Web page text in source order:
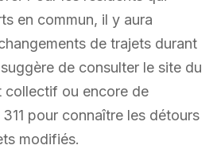
en commun, il y aura
de trajets durant
de consulter le site du
collectif ou encore de
pour connaître les détours
modifiés.